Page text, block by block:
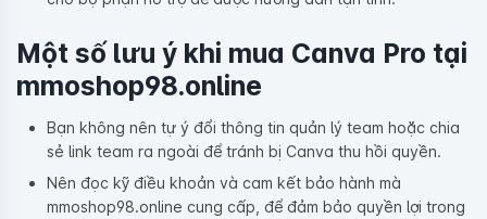
Một số lưu ý khi mua Canva Pro tại
mmoshop98.online
Bạn không nên tự ý đổi thông tin quản lý team hoặc chia
sẻ link team ra ngoài để tránh bị Canva thu hồi quyền.
Nên đọc kỹ điều khoản và cam kết bảo hành mà
mmoshop98.online cung cấp, để đảm bảo quyền lợi trong